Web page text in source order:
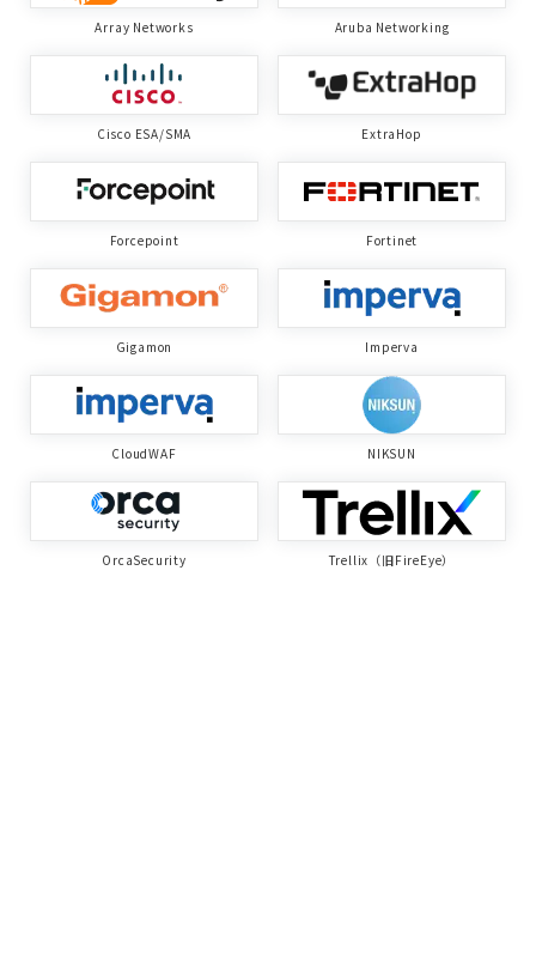
Array Networks Aruba Networking
Cisco ESA/SMA ExtraHop
Forcepoint Fortinet
Gigamon Imperva
CloudWAF NIKSUN
OrcaSecurity Trellix（旧FireEye）